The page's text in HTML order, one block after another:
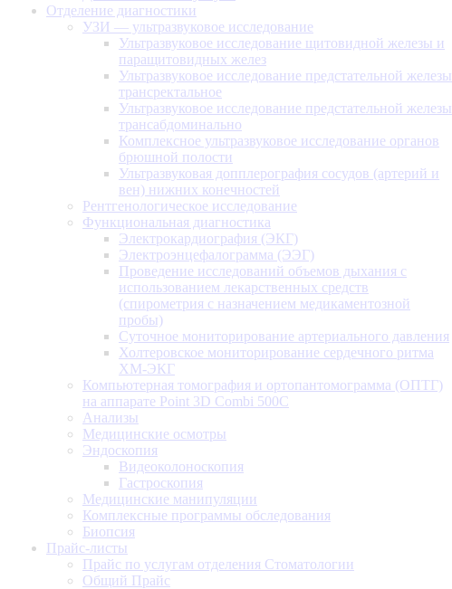
Отделение диагностики
УЗИ — ультразвуковое исследование
Ультразвуковое исследование щитовидной железы и
паращитовидных желез
Ультразвуковое исследование предстательной железы
трансректальное
Ультразвуковое исследование предстательной железы
трансабдоминально
Комплексное ультразвуковое исследование органов
брюшной полости
Ультразвуковая допплерография сосудов (артерий и
вен) нижних конечностей
Рентгенологическое исследование
Функциональная диагностика
Электрокардиография (ЭКГ)
Электроэнцефалограмма (ЭЭГ)
Проведение исследований объемов дыхания с
использованием лекарственных средств
(спирометрия с назначением медикаментозной
пробы)
Суточное мониторирование артериального давления
Холтеровское мониторирование сердечного ритма
ХМ-ЭКГ
Компьютерная томография и ортопантомограмма (ОПТГ)
на аппарате Point 3D Combi 500C
Анализы
Медицинские осмотры
Эндоскопия
Видеоколоноскопия
Гастроскопия
Медицинские манипуляции
Комплексные программы обследования
Биопсия
Прайс-листы
Прайс по услугам отделения Стоматологии
Общий Прайс